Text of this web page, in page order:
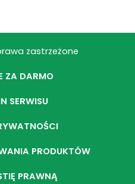
zastrzeżone
ZA DARMO
SERWISU
PRODUKTÓW
PRAWNĄ